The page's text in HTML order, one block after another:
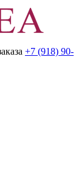
+7 (918) 90-